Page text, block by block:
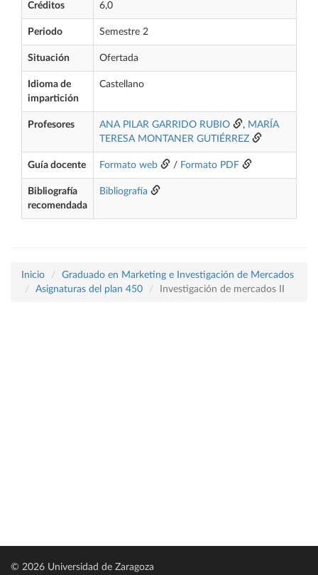
Créditos 6,0
Periodo Semestre 2
Situación Ofertada
Idioma de
impartición
Castellano
Profesores ANA PILAR GARRIDO RUBIO , MARÍA
TERESA MONTANER GUTIÉRREZ
Guía docente Formato web / Formato PDF
Bibliografía
recomendada
Bibliografía
Inicio
Graduado en Marketing e Investigación de Mercados
Asignaturas del plan 450
Investigación de mercados II
© 2026 Universidad de Zaragoza